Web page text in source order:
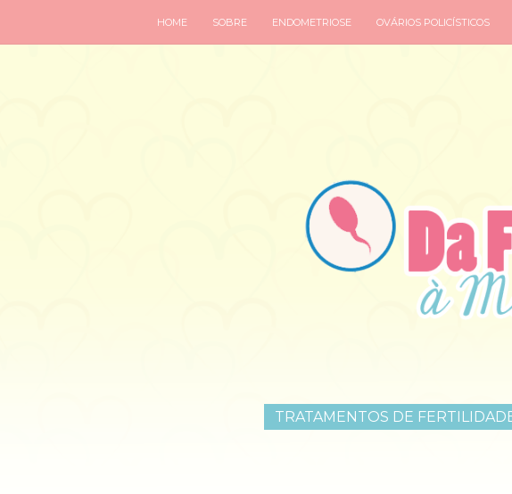
HOME SOBRE ENDOMETRIOSE OVÁRIOS POLICÍSTICOS
TRATAMENTOS DE